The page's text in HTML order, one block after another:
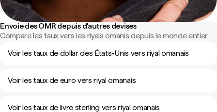
Envoie des OMR depuis d'autres devises
Compare les taux vers les riyals omanis depuis le monde entier.
Voir les taux de dollar des États-Unis vers riyal omanais
Voir les taux de euro vers riyal omanais
Voir les taux de livre sterling vers riyal omanais